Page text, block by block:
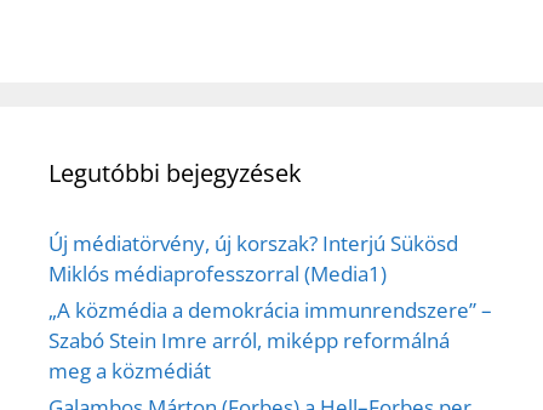
Legutóbbi bejegyzések
Új médiatörvény, új korszak? Interjú Sükösd
Miklós médiaprofesszorral (Media1)
„A közmédia a demokrácia immunrendszere” –
Szabó Stein Imre arról, miképp reformálná
meg a közmédiát